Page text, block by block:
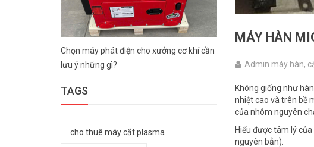
MÁY HÀN
Admin máy hàn,
Không giống như
nhiệt cao và trên bề
của nhôm nguyên
Hiểu được tâm lý
nguyên bản).
Chọn máy phát điện cho xưởng cơ khí cần
lưu ý những gì?
TAGS
cho thuê máy cắt plasma